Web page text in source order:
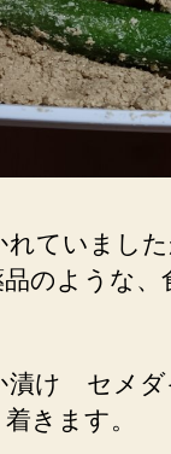
れていまし
のような
漬け セメ
きます。